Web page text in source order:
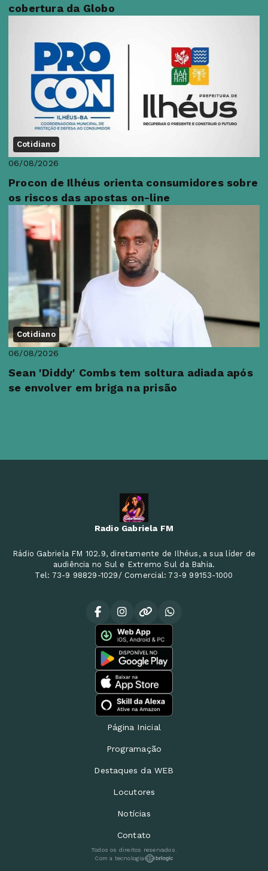
cobertura da Globo
Cotidiano
06/08/2026
Procon de Ilhéus orienta consumidores sobre
os riscos das apostas on-line
Cotidiano
06/08/2026
Sean 'Diddy' Combs tem soltura adiada após
se envolver em briga na prisão
Radio Gabriela FM
Rádio Gabriela FM 102.9, diretamente de Ilhéus, a sua líder de
audiência no Sul e Extremo Sul da Bahia.
Tel: 73-9 98829-1029/ Comercial: 73-9 99153-1000
Página Inicial
Programação
Destaques da WEB
Locutores
Notícias
Contato
Todos os direitos reservados.
Com a tecnologia